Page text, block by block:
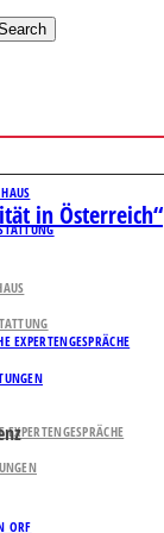
EXPERTENGESPRÄCHE
ORF
in Österreich“